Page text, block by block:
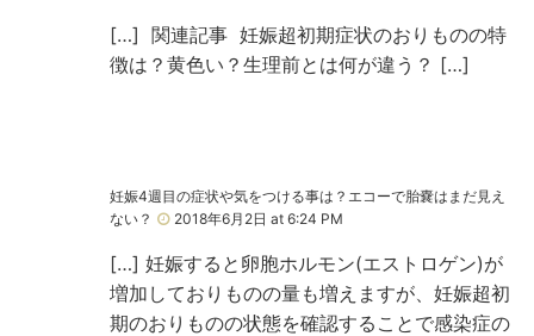
[…] 関連記事 妊娠超初期症状のおりものの特
徴は？黄色い？生理前とは何が違う？ […]
妊娠4週目の症状や気をつける事は？エコーで胎嚢はまだ見え
ない？
2018年6月2日 at 6:24 PM
[…] 妊娠すると卵胞ホルモン(エストロゲン)が
増加しておりものの量も増えますが、妊娠超初
期のおりものの状態を確認することで感染症の